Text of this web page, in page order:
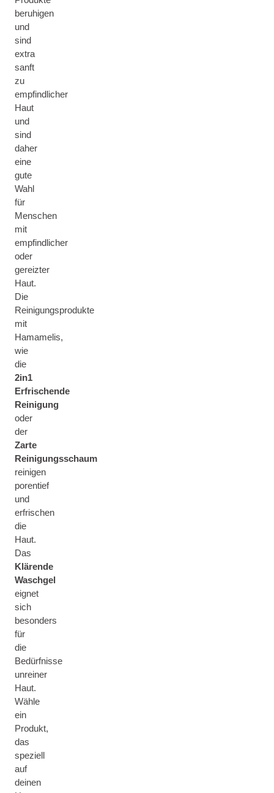
beruhigen
und
sind
extra
sanft
zu
empfindlicher
Haut
und
sind
daher
eine
gute
Wahl
für
Menschen
mit
empfindlicher
oder
gereizter
Haut.
Die
Reinigungsprodukte
mit
Hamamelis,
wie
die
2in1
Erfrischende
Reinigung
oder
der
Zarte
Reinigungsschaum
reinigen
porentief
und
erfrischen
die
Haut.
Das
Klärende
Waschgel
eignet
sich
besonders
für
die
Bedürfnisse
unreiner
Haut.
Wähle
ein
Produkt,
das
speziell
auf
deinen